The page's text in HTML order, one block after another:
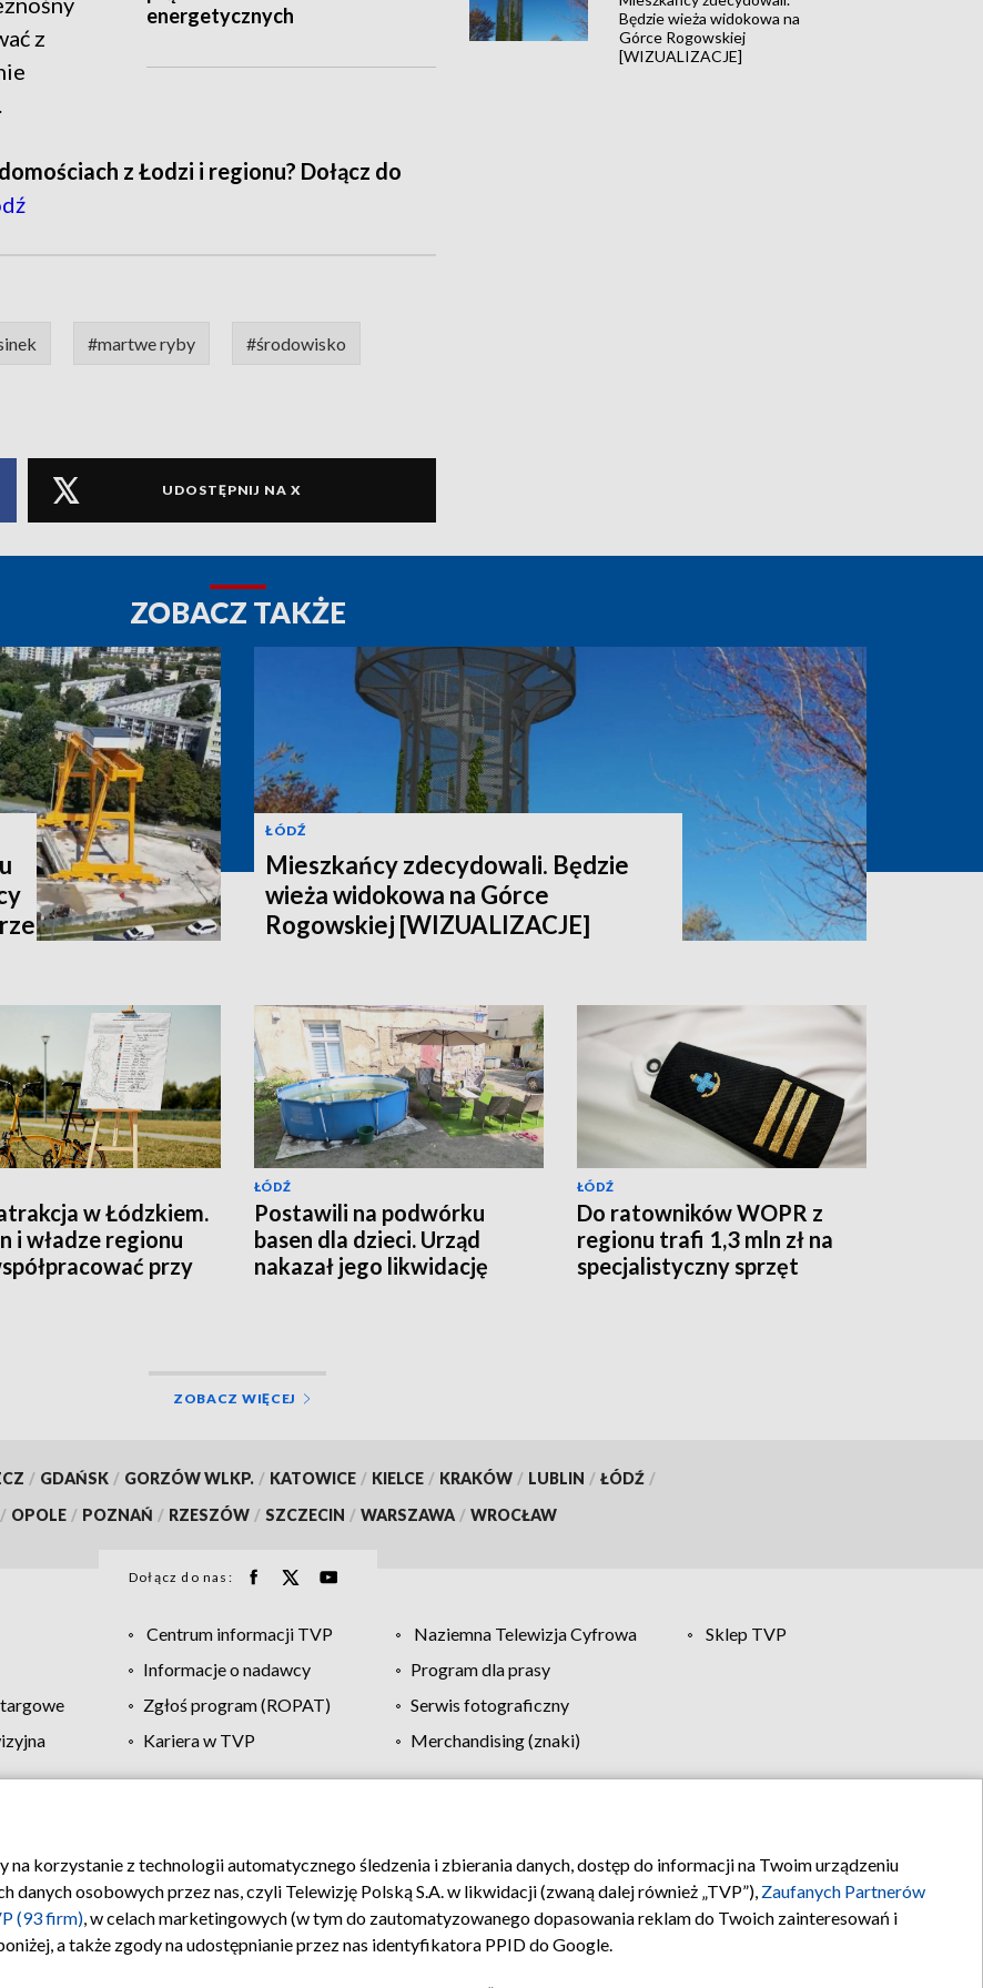
energetycznych
z
z Łodzi i regionu? Dołącz do
#martwe ryby #środowisko
UDOSTĘPNIJ NA X
Będzie wieża widokowa na
Górce Rogowskiej
[WIZUALIZACJE]
ZOBACZ TAKŻE
ŁÓDŹ
Mieszkańcy zdecydowali. Będzie
wieża widokowa na Górce
Rogowskiej [WIZUALIZACJE]
w Łódzkiem.
i władze regionu
przy
ŁÓDŹ
Postawili na podwórku
basen dla dzieci. Urząd
nakazał jego likwidację
ŁÓDŹ
Do ratowników WOPR z
regionu trafi 1,3 mln zł na
specjalistyczny sprzęt
ZOBACZ WIĘCEJ
/ GDAŃSK / GORZÓW WLKP. / KATOWICE / KIELCE / KRAKÓW / LUBLIN / ŁÓDŹ /
/ OPOLE / POZNAŃ / RZESZÓW / SZCZECIN / WARSZAWA / WROCŁAW
Dołącz do nas:
Centrum informacji TVP Naziemna Telewizja Cyfrowa
Sklep TVP
Informacje o nadawcy
Program dla prasy
Zgłoś program (ROPAT)
Serwis fotograficzny
Kariera w TVP
Merchandising (znaki)
prywatności Moje zgody Pomoc Biuro reklamy Kontakt
korzystanie z technologii automatycznego śledzenia i zbierania danych, dostęp do informacji na Twoim urządzeniu
osobowych przez nas, czyli Telewizję Polską S.A. w likwidacji (zwaną dalej również „TVP”), Zaufanych Partnerów
(93 firm), w celach marketingowych (w tym do zautomatyzowanego dopasowania reklam do Twoich zainteresowań i
a także zgody na udostępnianie przez nas identyfikatora PPID do Google.